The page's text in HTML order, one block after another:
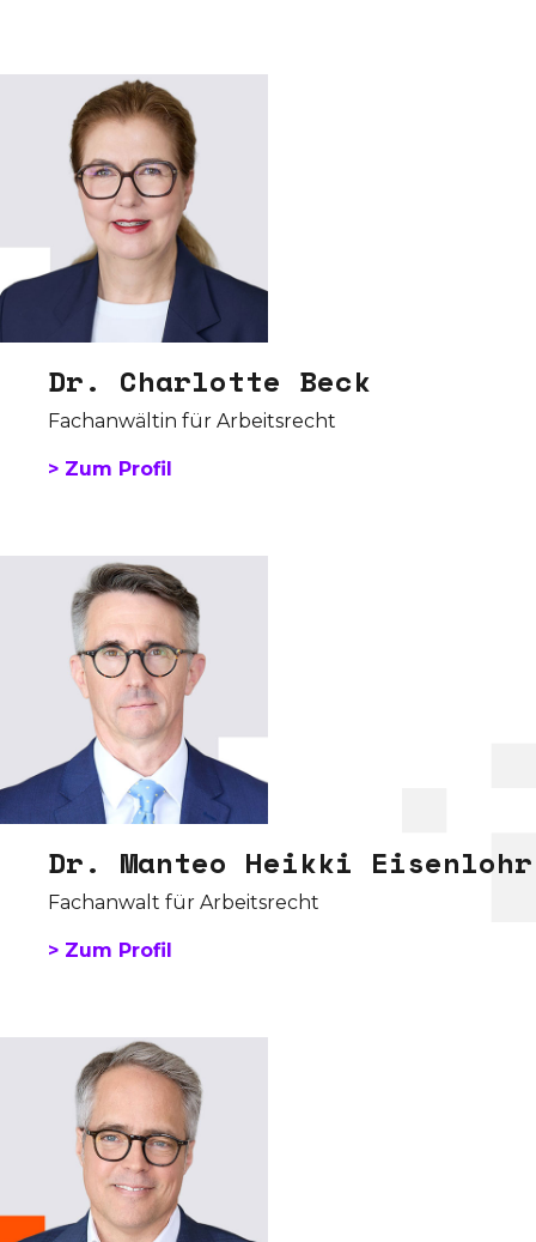
Dr. Charlotte Beck
Fachanwältin für Arbeitsrecht
> Zum Profil
Dr. Manteo Heikki Eisenlohr
Fachanwalt für Arbeitsrecht
> Zum Profil